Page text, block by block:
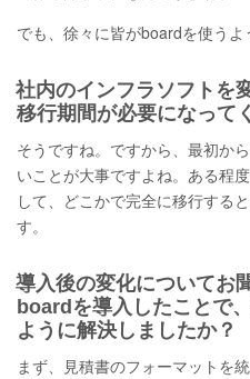
でも、徐々に皆がboardを使うよ
社内のインフラソフトを
移行期間が必要になって
そうですね。ですから、最初か
いことが大事ですよね。ある程
して、どこかで完全に移行する
す。
導入後の変化についてお
boardを導入したことで
ように解決しましたか？
まず、見積書のフォーマットを